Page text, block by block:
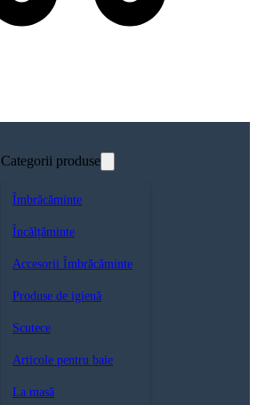
Categorii produse
Îmbrăcăminte
Încălțăminte
Accesorii Îmbrăcăminte
Produse de igienă
Scutece
Articole pentru baie
La masă